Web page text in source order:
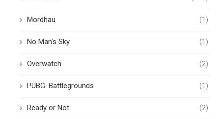
Mordhau (1)
No Man's Sky (1)
Overwatch (2)
PUBG: Battlegrounds (1)
Ready or Not (2)